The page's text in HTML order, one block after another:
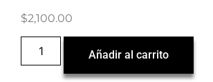
$2,100.00
Añadir al carrito